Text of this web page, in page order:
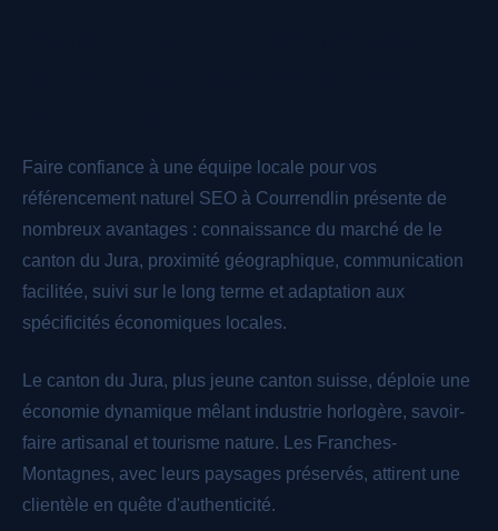
Faire confiance à une équipe locale pour vos
référencement naturel SEO à Courrendlin présente de
nombreux avantages : connaissance du marché de le
canton du Jura, proximité géographique, communication
facilitée, suivi sur le long terme et adaptation aux
spécificités économiques locales.
Le canton du Jura, plus jeune canton suisse, déploie une
économie dynamique mêlant industrie horlogère, savoir-
faire artisanal et tourisme nature. Les Franches-
Montagnes, avec leurs paysages préservés, attirent une
clientèle en quête d'authenticité.